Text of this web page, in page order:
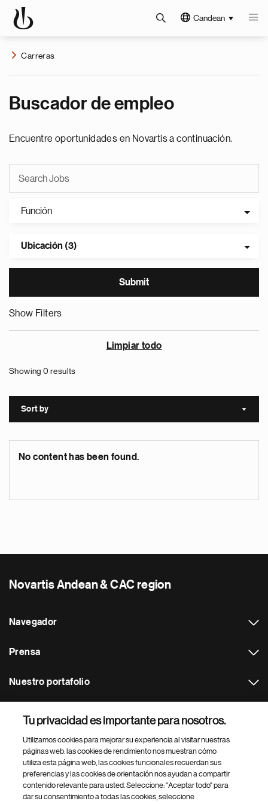
Candean
Carreras
Buscador de empleo
Encuentre oportunidades en Novartis a continuación.
Función
Ubicación (3)
Show Filters
Limpiar todo
Showing 0 results
Sort by Sort
No content has been found.
Novartis Andean & CAC region
Navegador
Prensa
Nuestro portafolio
Footer Site Search
Tu privacidad es importante para nosotros.
Utilizamos cookies para mejorar su experiencia al visitar nuestras
páginas web: las cookies de rendimiento nos muestran cómo
utiliza esta página web, las cookies funcionales recuerdan sus
preferencias y las cookies de orientación nos ayudan a compartir
contenido relevante para usted. Seleccione: "Aceptar todo" para
dar su consentimiento a todas las cookies, seleccione